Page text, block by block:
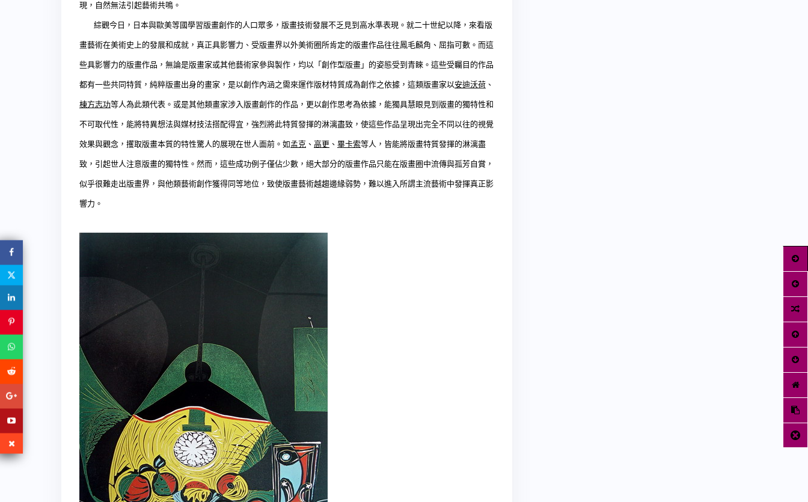
現，自然無法引起藝術共鳴。
綜觀今日，日本與歐美等國學習版畫創作的人口眾多，版畫技術發展不乏見到高水準表現。就二十世紀以降，來看版
畫藝術在美術史上的發展和成就，真正具影響力、受版畫界以外美術圈所肯定的版畫作品往往鳳毛麟角、屈指可數。而這
些具影響力的版畫作品，無論是版畫家或其他藝術家參與製作，均以「創作型版畫」的姿態受到青睞。這些受矚目的作品
都有一些共同特質，純粹版畫出身的畫家，是以創作內涵之需來運作版材特質成為創作之依據，這類版畫家以安迪沃荷 、
棟方志功等人為此類代表。或是其他類畫家涉入版畫創作的作品，更以創作思考為依據，能獨具慧眼見到版畫的獨特性和
不可取代性，能將特異想法與媒材技法搭配得宜，強烈將此特質發揮的淋漓盡致，使這些作品呈現出完全不同以往的視覺
效果與觀念，攫取版畫本質的特性驚人的展現在世人面前。如孟克 、 高更 、 畢卡索等人，皆能將版畫特質發揮的淋漓盡
致，引起世人注意版畫的獨特性。然而，這些成功例子僅佔少數，絕大部分的版畫作品只能在版畫圈中流傳與孤芳自賞，
似乎很難走出版畫界，與他類藝術創作獲得同等地位，致使版畫藝術越趨邊緣弱勢，難以進入所謂主流藝術中發揮真正影
響力。